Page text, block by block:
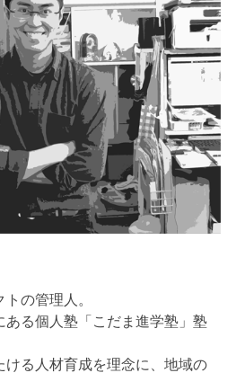
の管理人。
ある個人塾「こだま進学塾」塾
ける人材育成を理念に、地域の